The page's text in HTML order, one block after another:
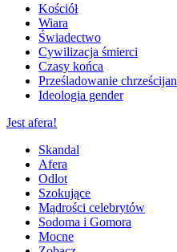
Kościół
Wiara
Świadectwo
Cywilizacja śmierci
Czasy końca
Prześladowanie chrześcijan
Ideologia gender
Jest afera!
Skandal
Afera
Odlot
Szokujące
Mądrości celebrytów
Sodoma i Gomora
Mocne